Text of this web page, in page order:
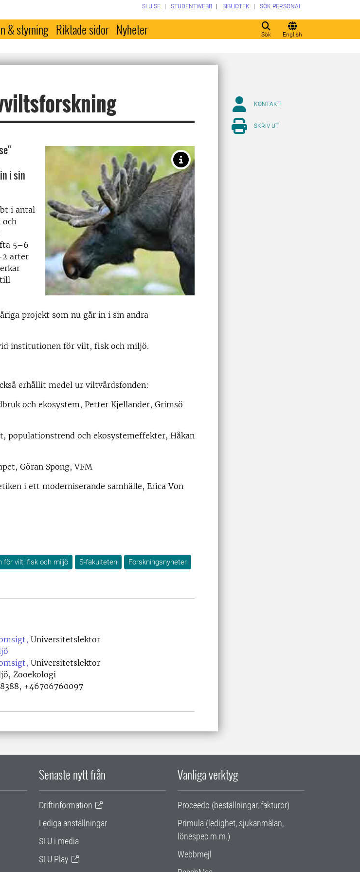
Sök English
SLU.SE STUDENTWEBB BIBLIOTEK SÖK PERSONAL
& styrning Riktade sidor Nyheter
i sin
i antal
och
5–6
arter
projekt som nu går in i sin andra
institutionen för vilt, fisk och miljö.
erhållit medel ur viltvårdsfonden:
och ekosystem, Petter Kjellander, Grimsö
populationstrend och ekosystemeffekter, Håkan
Göran Spong, VFM
i ett moderniserande samhälle, Erica Von
för vilt, fisk och miljö S-fakulteten
Forskningsnyheter
Universitetslektor
Universitetslektor
Zooekologi
+46706760097
KONTAKT
SKRIV UT
Senaste nytt från
Driftinformation
Lediga anställningar
SLU i media
SLU Play
Vanliga verktyg
Proceedo (beställningar, fakturor)
Primula (ledighet, sjukanmälan,
lönespec m.m.)
Webbmejl